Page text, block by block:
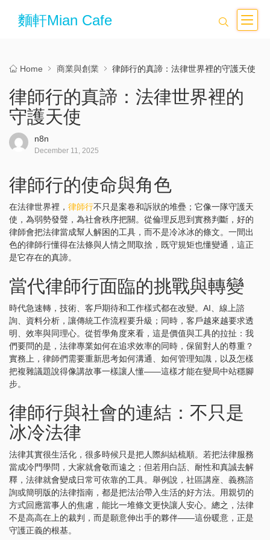
麵軒Mian Cafe
Home 商業與創業 律師行的真諦：法律世界裡的守護天使
律師行的真諦：法律世界裡的
守護天使
n8n
December 11, 2025
律師行的使命與角色
在法律世界裡， 律師行不只是案卷和訴狀的堆疊；它像一隊守護天
使，為弱勢發聲，為社會秩序把關。從倫理反思到實務判斷，好的
律師會把法律當成幫人解困的工具，而不是冷冰冰的條文。一間出
色的律師行懂得在法條與人情之間取捨，既守規矩也懂變通，這正
是它存在的真諦。
當代律師行面臨的挑戰與轉變
時代急速轉，技術、客戶期待和工作樣式都在改變。AI、線上諮
詢、資料分析，讓傳統工作流程要升級；同時，客戶越來越要求透
明、效率與同理心。從哲學角度來看，這是價值與工具的拉扯：我
們要問的是，法律專業如何在追求效率的同時，保留對人的尊重？
實務上，律師們需要重新思考如何溝通、如何管理知識，以及怎樣
把複雜議題說得像講故事一樣讓人懂——這樣才能在變局中站穩腳
步。
律師行與社會的連結：不只是
冰冷法律
法律其實很生活化，很多時候只是把人際糾結梳順。若把法律服務
當成冷門學問，大家就會敬而遠之；但若用白話、耐性和真誠去解
釋，法律就會變成日常可依靠的工具。舉例說，社區講座、義務諮
詢或簡明版的法律指南，都是把法治帶入生活的好方法。用親切的
方式回應當事人的焦慮，能比一堆條文更快讓人安心。總之，法律
不是高高在上的裁判，而是願意伸出手的夥伴——這份暖意，正是
守護正義的根基。